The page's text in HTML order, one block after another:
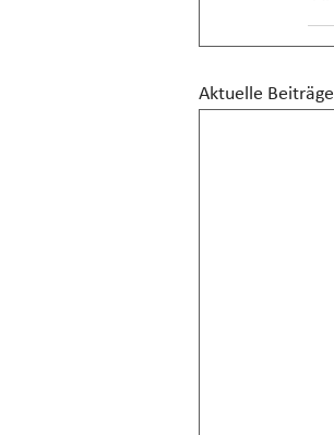
Aktuelle Beiträge